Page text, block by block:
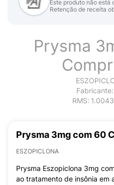
Este produto não está
Retenção de receita
Prysma
Fabricante:
RMS:
Prysma 3mg com 60
ESZOPICLONA
Prysma Eszopiclona 3mg
ao tratamento de insônia em